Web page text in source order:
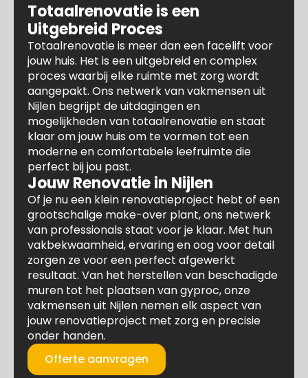
Totaalrenovatie is een
Uitgebreid Proces
Totaalrenovatie is meer dan een facelift voor
jouw huis. Het is een uitgebreid en complex
proces waarbij elke ruimte met zorg wordt
aangepakt. Ons netwerk van vakmensen uit
Nijlen begrijpt de uitdagingen en
mogelijkheden van totaalrenovatie en staat
klaar om jouw huis om te vormen tot een
moderne en comfortabele leefruimte die
perfect bij jou past.
Jouw Renovatie in Nijlen
Of je nu een klein renovatieproject hebt of een
grootschalige make-over plant, ons netwerk
van professionals staat voor je klaar. Met hun
vakbekwaamheid, ervaring en oog voor detail
zorgen ze voor een perfect afgewerkt
resultaat. Van het herstellen van beschadigde
muren tot het plaatsen van gyproc, onze
vakmensen uit Nijlen nemen elk aspect van
jouw renovatieproject met zorg en precisie
onder handen.
Offerte aanvragen